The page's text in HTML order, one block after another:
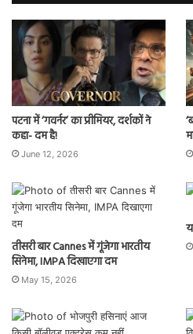
पटना में ‘गवर्नर’ का प्रीमियर, दर्शकों ने
कहा- दम है!
June 12, 2026
तीसरी बार Cannes में गूंजेगा भारतीय
सिनेमा, IMPA दिखाएगा दम
May 15, 2026